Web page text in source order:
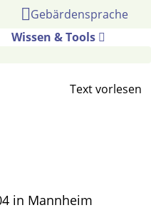
Gebärdensprache
Wissen & Tools
in Mannheim